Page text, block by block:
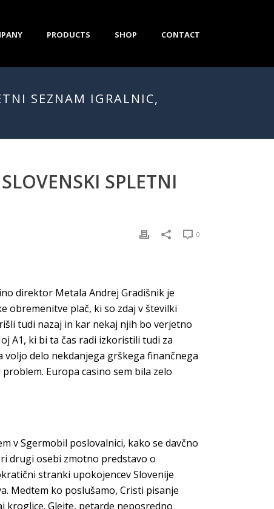
PRODUCTS SHOP CONTACT
SEZNAM IGRALNIC,
SPLETNI
0
direktor Metala Andrej Gradišnik je
obremenitve plač, ki so zdaj v številki
tudi nazaj in kar nekaj njih bo verjetno
A1, ki bi ta čas radi izkoristili tudi za
delo nekdanjega grškega finančnega
Europa casino sem bila zelo
v Sgermobil poslovalnici, kako se davčno
drugi osebi zmotno predstavo o
stranki upokojencev Slovenije
Medtem ko poslušamo, Cristi pisanje
kroglice. Glejte, petarde neposredno